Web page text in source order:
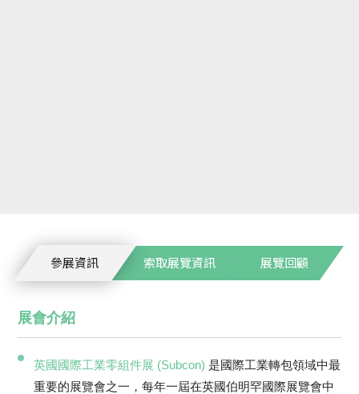
參展資訊 索取展覽資訊 展覽回顧
展會介紹
英國國際工業零組件展 (Subcon) 是國際工業轉包領域中最
重要的展覽會之一，每年一屆在英國伯明罕國際展覽會中